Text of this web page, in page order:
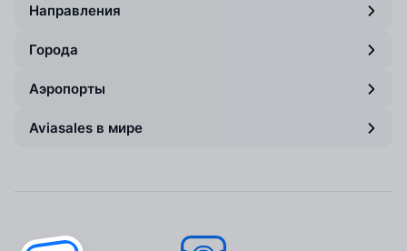
Направления
Города
Аэропорты
Aviasales в мире